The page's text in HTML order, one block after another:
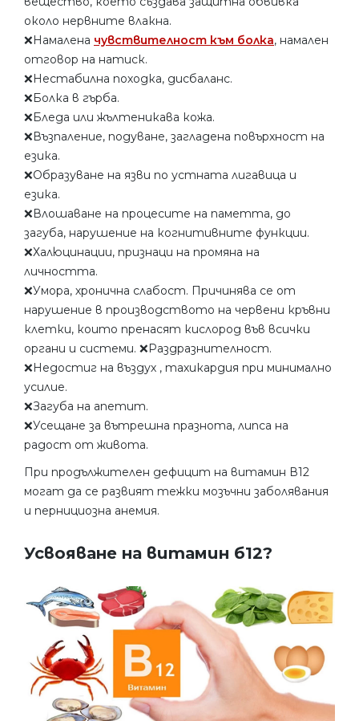
около нервните влакна.
❌Намалена чувствителност към болка, намален
отговор на натиск.
❌Нестабилна походка, дисбаланс.
❌Болка в гърба.
❌Бледа или жълтеникава кожа.
❌Възпаление, подуване, загладена повърхност на
езика.
❌Образуване на язви по устната лигавица и
езика.
❌Влошаване на процесите на паметта, до
загуба, нарушение на когнитивните функции.
❌Халюцинации, признаци на промяна на
личността.
❌Умора, хронична слабост. Причинява се от
нарушение в производството на червени кръвни
клетки, които пренасят кислород във всички
органи и системи. ❌Раздразнителност.
❌Недостиг на въздух , тахикардия при минимално
усилие.
❌Загуба на апетит.
❌Усещане за вътрешна празнота, липса на
радост от живота.
При продължителен дефицит на витамин В12
могат да се развият тежки мозъчни заболявания
и пернициозна анемия.
Усвояване на витамин б12?